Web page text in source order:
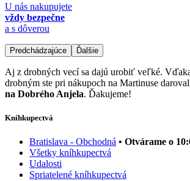
U nás nakupujete
vždy bezpečne
a s dôverou
Predchádzajúce Ďalšie
Aj z drobných vecí sa dajú urobiť veľké.
drobným ste pri nákupoch na Martinuse
na Dobrého Anjela. Ďakujeme!
Kníhkupectvá
Bratislava - Obchodná • Otvárame o
Všetky kníhkupectvá
Udalosti
Spriatelené kníhkupectvá